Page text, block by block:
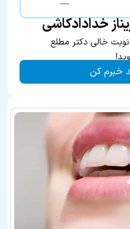
—
خدادادکاشی
نوبت خالی دکتر مطلع
خبرم کن